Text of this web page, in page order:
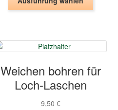
Varianten
auf.
Optionen
Weichen bohren für
Loch-Laschen
9,50 €